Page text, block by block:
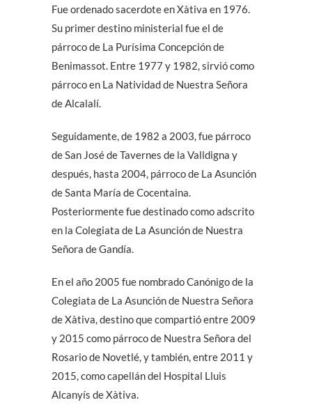
Fue ordenado sacerdote en Xàtiva en 1976.
Su primer destino ministerial fue el de
párroco de La Purísima Concepción de
Benimassot. Entre 1977 y 1982, sirvió como
párroco en La Natividad de Nuestra Señora
de Alcalalí.
Seguidamente, de 1982 a 2003, fue párroco
de San José de Tavernes de la Valldigna y
después, hasta 2004, párroco de La Asunción
de Santa María de Cocentaina.
Posteriormente fue destinado como adscrito
en la Colegiata de La Asunción de Nuestra
Señora de Gandía.
En el año 2005 fue nombrado Canónigo de la
Colegiata de La Asunción de Nuestra Señora
de Xàtiva, destino que compartió entre 2009
y 2015 como párroco de Nuestra Señora del
Rosario de Novetlé, y también, entre 2011 y
2015, como capellán del Hospital Lluis
Alcanyís de Xàtiva.